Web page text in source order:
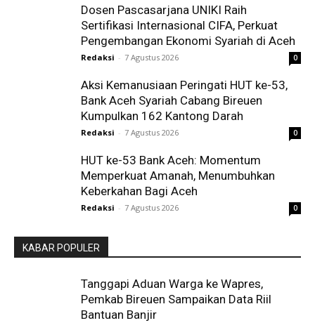
Dosen Pascasarjana UNIKI Raih
Sertifikasi Internasional CIFA, Perkuat
Pengembangan Ekonomi Syariah di Aceh
Redaksi - 7 Agustus 2026 0
Aksi Kemanusiaan Peringati HUT ke-53,
Bank Aceh Syariah Cabang Bireuen
Kumpulkan 162 Kantong Darah
Redaksi - 7 Agustus 2026 0
HUT ke-53 Bank Aceh: Momentum
Memperkuat Amanah, Menumbuhkan
Keberkahan Bagi Aceh
Redaksi - 7 Agustus 2026 0
KABAR POPULER
Tanggapi Aduan Warga ke Wapres,
Pemkab Bireuen Sampaikan Data Riil
Bantuan Banjir